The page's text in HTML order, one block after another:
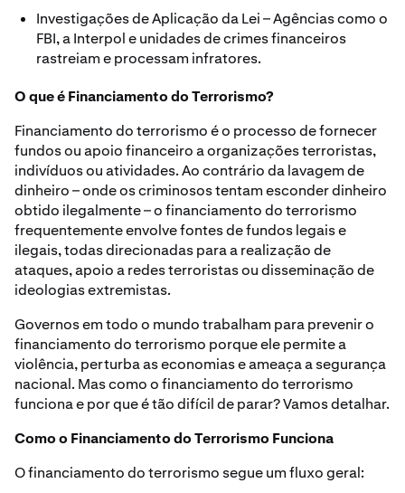
Investigações de Aplicação da Lei – Agências como o
FBI, a Interpol e unidades de crimes financeiros
rastreiam e processam infratores.
O que é Financiamento do Terrorismo?
Financiamento do terrorismo é o processo de fornecer
fundos ou apoio financeiro a organizações terroristas,
indivíduos ou atividades. Ao contrário da lavagem de
dinheiro – onde os criminosos tentam esconder dinheiro
obtido ilegalmente – o financiamento do terrorismo
frequentemente envolve fontes de fundos legais e
ilegais, todas direcionadas para a realização de
ataques, apoio a redes terroristas ou disseminação de
ideologias extremistas.
Governos em todo o mundo trabalham para prevenir o
financiamento do terrorismo porque ele permite a
violência, perturba as economias e ameaça a segurança
nacional. Mas como o financiamento do terrorismo
funciona e por que é tão difícil de parar? Vamos detalhar.
Como o Financiamento do Terrorismo Funciona
O financiamento do terrorismo segue um fluxo geral: